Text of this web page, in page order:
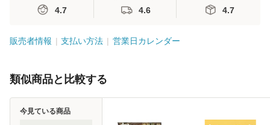
4.7 4.6 4.7
販売者情報 支払い方法 営業日カレンダー
類似商品と比較する
今見ている商品